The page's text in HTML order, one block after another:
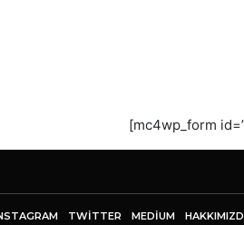
[mc4wp_form
TWITTER MEDIUM